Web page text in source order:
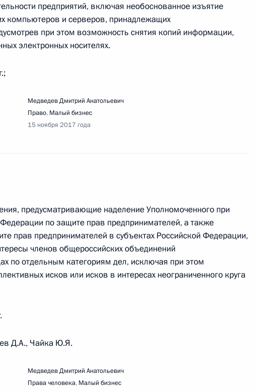
итогам встречи с представителями общественности
форума «Таврида»
11 поручений
итогам заседания Совета по межнациональным
итогам встречи с представителями социально
организаций и волонтёрского движения
19 поручений
на Дальнем Востоке
10 поручений
вторник
предприятий, включая необоснованное изъятие
компьютеров и серверов, принадлежащих
при этом возможность снятия копий информации,
электронных носителях.
Медведев Дмитрий Анатольевич
Право, Малый бизнес
15 ноября 2017 года
предусматривающие наделение Уполномоченного при
по защите прав предпринимателей, а также
прав предпринимателей в субъектах Российской Федерации,
членов общероссийских объединений
по отдельным категориям дел, исключая при этом
исков или исков в интересах неограниченного круга
Д.А., Чайка Ю.Я.
Медведев Дмитрий Анатольевич
Права человека, Малый бизнес